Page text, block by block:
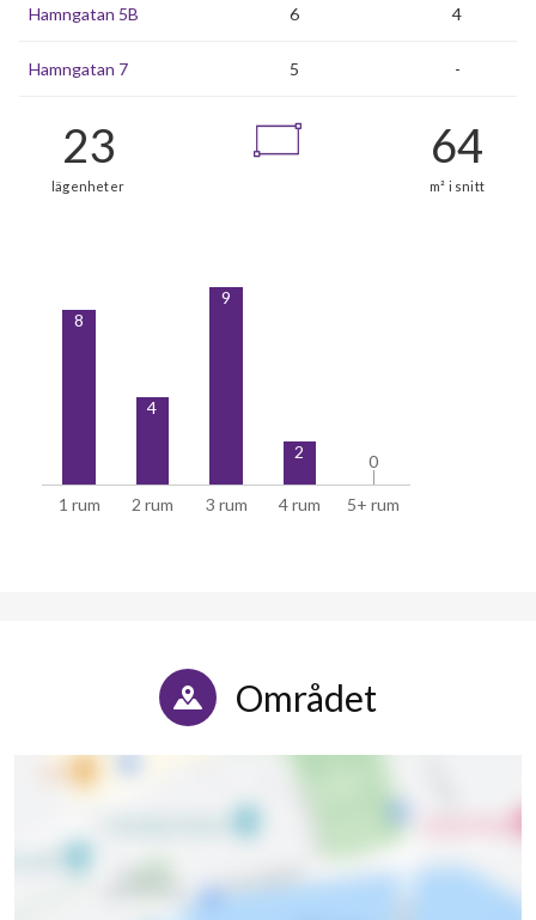
Hamngatan 5B 6 4
Hamngatan 7 5 -
23
1 rum 2 rum 3 rum 4 rum 5+ rum
8
4
9
2 0
0
Området